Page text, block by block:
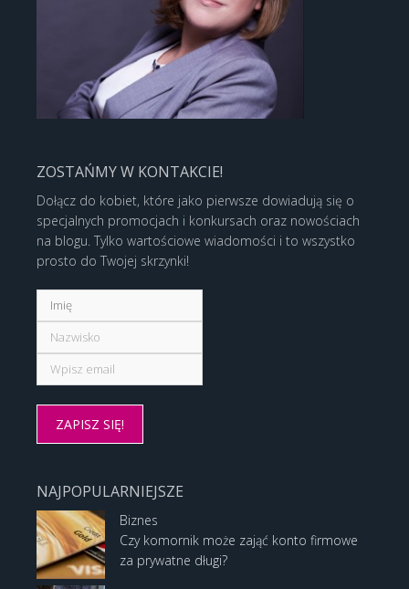
ZOSTAŃMY W KONTAKCIE!
Dołącz do kobiet, które jako pierwsze dowiadują się o
specjalnych promocjach i konkursach oraz nowościach
na blogu. Tylko wartościowe wiadomości i to wszystko
prosto do Twojej skrzynki!
NAJPOPULARNIEJSZE
Biznes
Czy komornik może zająć konto firmowe
za prywatne długi?